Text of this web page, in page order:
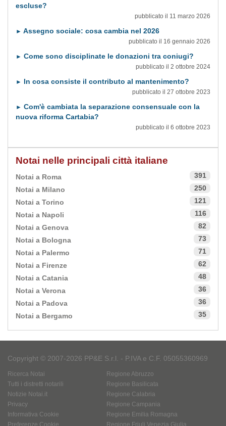
escluse?
pubblicato il 11 marzo 2026
► Assegno sociale: cosa cambia nel 2026
pubblicato il 16 gennaio 2026
► Come sono disciplinate le donazioni tra coniugi?
pubblicato il 2 ottobre 2024
► In cosa consiste il contributo al mantenimento?
pubblicato il 27 ottobre 2023
► Com'è cambiata la separazione consensuale con la
nuova riforma Cartabia?
pubblicato il 6 ottobre 2023
Notai nelle principali città italiane
Notai a Roma
391
Notai a Milano
250
Notai a Torino
121
Notai a Napoli
116
Notai a Genova
82
Notai a Bologna
73
Notai a Palermo
71
Notai a Firenze
62
Notai a Catania
48
Notai a Verona
36
Notai a Padova
36
Notai a Bergamo
35
Copyright © 2007-2026 PP&E S.r.l. - P.IVA e C.F. 05055360969
Ricerca Notai
Tutti i distretti notarili
Notizie Notai.it
Privacy
Informativa Cookie
Preferenze Cookie
Regione Abruzzo
Regione Basilicata
Regione Calabria
Regione Campania
Regione Emilia Romagna
Regione Friuli Venezia Giulia